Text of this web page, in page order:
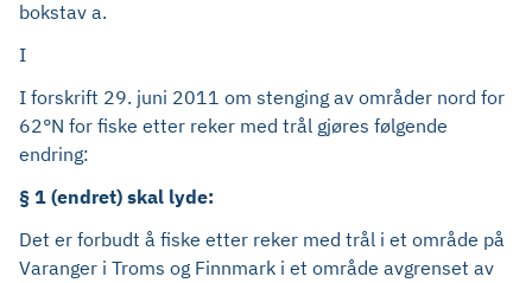
bokstav a.
I
I forskrift 29. juni 2011 om stenging av områder nord for
62°N for fiske etter reker med trål gjøres følgende
endring:
§ 1 (endret) skal lyde:
Det er forbudt å fiske etter reker med trål i et område på
Varanger i Troms og Finnmark i et område avgrenset av